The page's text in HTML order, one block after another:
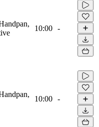
10:00 -
10:00 -